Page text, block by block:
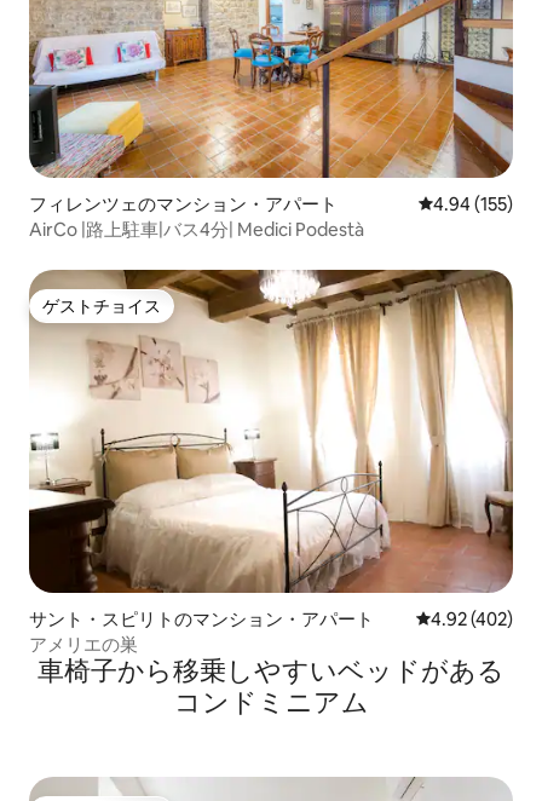
フィレンツェのマンション・アパート レビュー155
4.94 (155)
AirCo |路上駐車|バス4分| Medici Podestà
ゲストチョイス
ゲストチョイス
サント・スピリトのマンション・アパート レビュー402
4.92 (402)
アメリエの巣
車椅子から移乗しやすいベッドがある
コンドミニアム